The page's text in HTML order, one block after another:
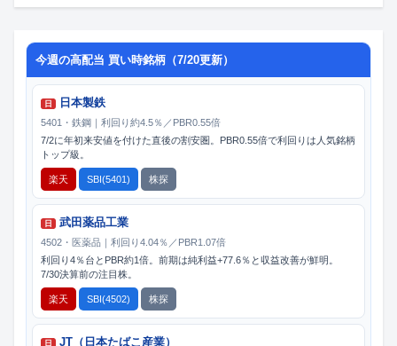
今週の高配当 買い時銘柄（7/20更新）
日 日本製鉄
5401・鉄鋼｜利回り約4.5％／PBR0.55倍
7/2に年初来安値を付けた直後の割安圏。PBR0.55倍で利回りは人気銘柄
トップ級。
楽天 SBI(5401) 株探
日 武田薬品工業
4502・医薬品｜利回り4.04％／PBR1.07倍
利回り4％台とPBR約1倍。前期は純利益+77.6％と収益改善が鮮明。
7/30決算前の注目株。
楽天 SBI(4502) 株探
日 JT（日本たばこ産業）